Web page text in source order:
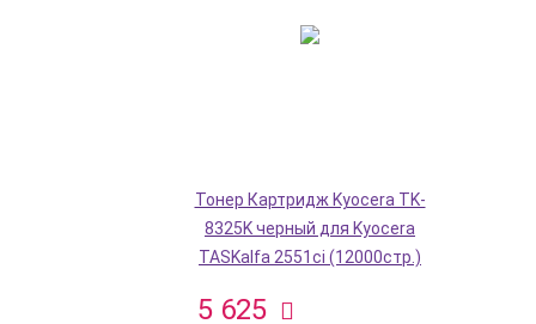
Тонер Картридж Kyocera TK-
8325K черный для Kyocera
TASKalfa 2551ci (12000стр.)
5 625